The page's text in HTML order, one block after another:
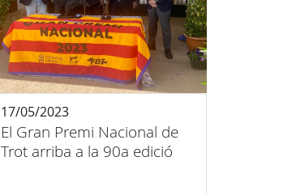
El Gran Premi Nacional de
Trot arriba a la 90a edició
17/05/2023